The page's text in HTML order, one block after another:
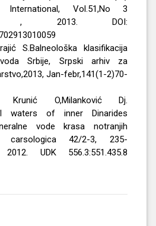
International, Vol.51,No 3
, 2013. DOI:
S.Balneološka klasifikacija
voda Srbije, Srpski arhiv za
Jan-febr,141(1-2)70-
Krunić O,Milanković Dj.
waters of inner Dinarides
vode krasa notranjih
carsologica 42/2-3, 235-
2012. UDK 556.3:551.435.8